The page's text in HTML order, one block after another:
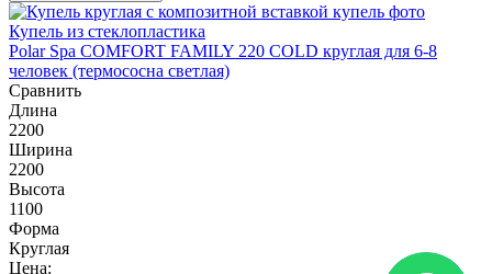
Купель из стеклопластика
Polar Spa COMFORT FAMILY 220 COLD круглая для 6-8
человек (термососна светлая)
Сравнить
Длина
2200
Ширина
2200
Высота
1100
Форма
Круглая
Цена: